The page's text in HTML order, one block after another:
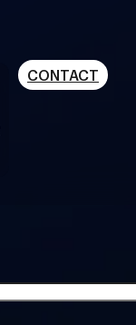
CONTACT